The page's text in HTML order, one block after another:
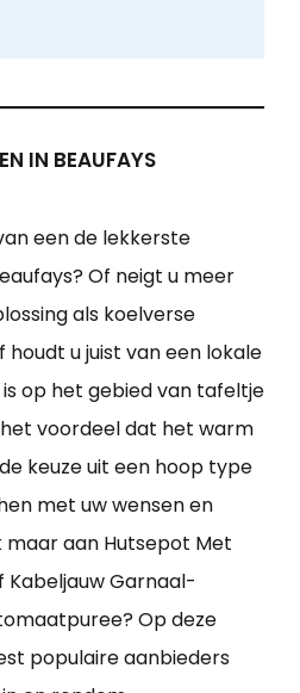
IN BEAUFAYS
een de lekkerste
Of neigt u meer
als koelverse
u juist van een lokale
op het gebied van tafeltje
voordeel dat het warm
keuze uit een hoop type
met uw wensen en
maar aan Hutsepot Met
Kabeljauw Garnaal-
Op deze
populaire aanbieders